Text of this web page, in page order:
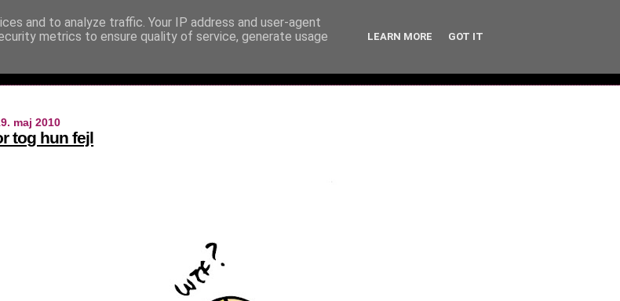
maj 2010
tog hun fejl
and to analyze traffic. Your IP address and user-agent
metrics to ensure quality of service, generate usage
LEARN MORE GOT IT